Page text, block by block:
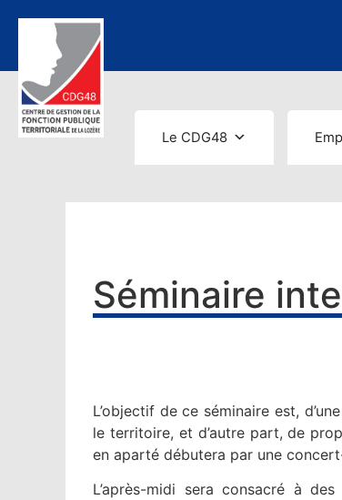
principal
Le CDG48
Séminaire
L’objectif de ce séminaire est,
le territoire, et d’autre part, de
en aparté débutera par une
L’après-midi sera consacré à